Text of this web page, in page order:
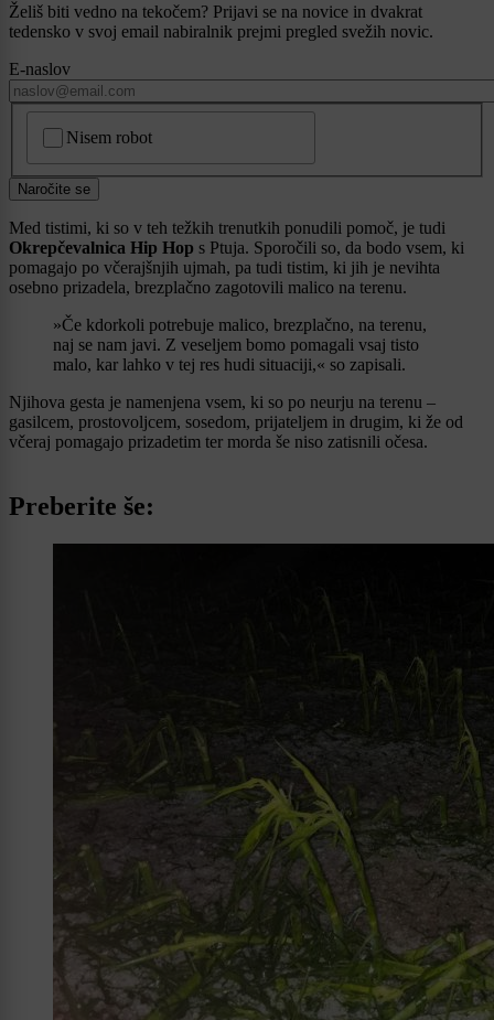
Želiš biti vedno na tekočem? Prijavi se na novice in dvakrat
tedensko v svoj email nabiralnik prejmi pregled svežih novic.
E-naslov
Nisem robot
Naročite se
Med tistimi, ki so v teh težkih trenutkih ponudili pomoč, je tudi
Okrepčevalnica Hip Hop s Ptuja. Sporočili so, da bodo vsem, ki
pomagajo po včerajšnjih ujmah, pa tudi tistim, ki jih je nevihta
osebno prizadela, brezplačno zagotovili malico na terenu.
»Če kdorkoli potrebuje malico, brezplačno, na terenu,
naj se nam javi. Z veseljem bomo pomagali vsaj tisto
malo, kar lahko v tej res hudi situaciji,« so zapisali.
Njihova gesta je namenjena vsem, ki so po neurju na terenu –
gasilcem, prostovoljcem, sosedom, prijateljem in drugim, ki že od
včeraj pomagajo prizadetim ter morda še niso zatisnili očesa.
Preberite še: